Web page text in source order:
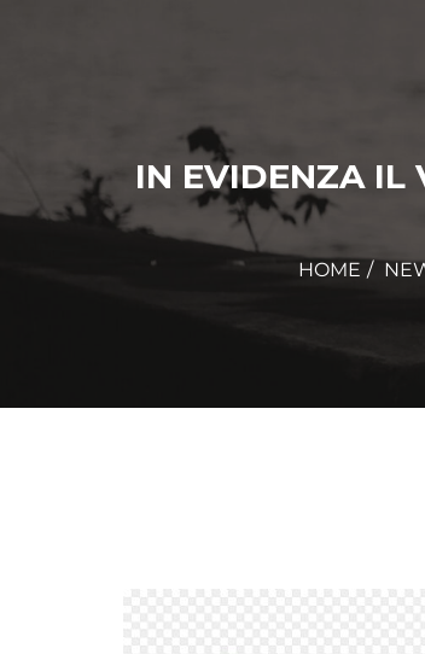
IN EVIDENZA IL
HOME